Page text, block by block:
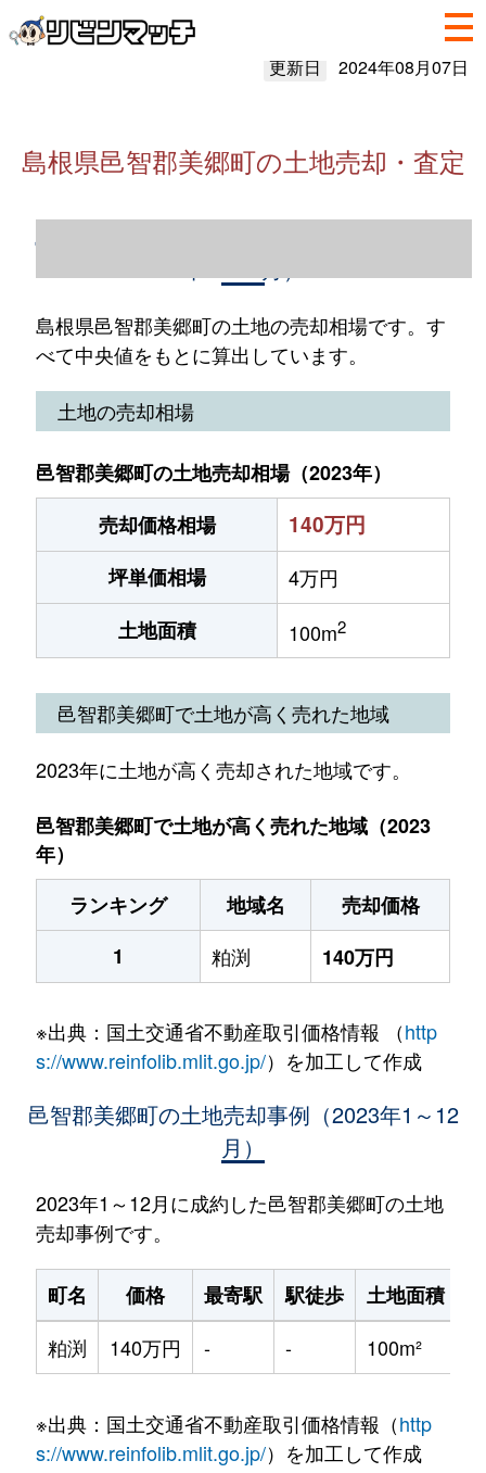
更新日 2024年08月07日
島根県邑智郡美郷町の土地売却・査定
島根県邑智郡美郷町の土地売却情報（2023
島根県邑智郡美郷町の土地の売却相場です。す
べて中央値をもとに算出しています。
土地の売却相場
邑智郡美郷町の土地売却相場（2023年）
売却価格相場
140万円
坪単価相場
4万円
土地面積
100m2
邑智郡美郷町で土地が高く売れた地域
2023年に土地が高く売却された地域です。
邑智郡美郷町で土地が高く売れた地域（2023
年）
ランキング
地域名
売却価格
1
粕渕 140万円
※出典：国土交通省不動産取引価格情報 （http
s://www.reinfolib.mlit.go.jp/）を加工して作成
邑智郡美郷町の土地売却事例（2023年1～12
月）
2023年1～12月に成約した邑智郡美郷町の土地
売却事例です。
町名 価格 最寄駅 駅徒歩 土地面積
粕渕
140万円 - - 100m²
※出典：国土交通省不動産取引価格情報（http
s://www.reinfolib.mlit.go.jp/）を加工して作成